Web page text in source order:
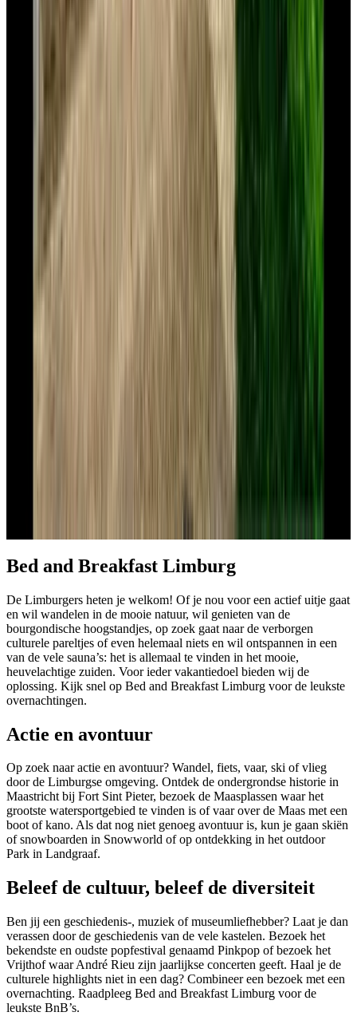
9.5
Bed and Breakfast Limburg
De Limburgers heten je welkom! Of je nou voor een actief uitje gaat
en wil wandelen in de mooie natuur, wil genieten van de
bourgondische hoogstandjes, op zoek gaat naar de verborgen
culturele pareltjes of even helemaal niets en wil ontspannen in een
van de vele sauna’s: het is allemaal te vinden in het mooie,
heuvelachtige zuiden. Voor ieder vakantiedoel bieden wij de
oplossing. Kijk snel op Bed and Breakfast Limburg voor de leukste
overnachtingen.
Actie en avontuur
Op zoek naar actie en avontuur? Wandel, fiets, vaar, ski of vlieg
door de Limburgse omgeving. Ontdek de ondergrondse historie in
Maastricht bij Fort Sint Pieter, bezoek de Maasplassen waar het
grootste watersportgebied te vinden is of vaar over de Maas met een
boot of kano. Als dat nog niet genoeg avontuur is, kun je gaan skiën
of snowboarden in Snowworld of op ontdekking in het outdoor
Park in Landgraaf.
Beleef de cultuur, beleef de diversiteit
Ben jij een geschiedenis-, muziek of museumliefhebber? Laat je dan
verassen door de geschiedenis van de vele kastelen. Bezoek het
bekendste en oudste popfestival genaamd Pinkpop of bezoek het
Vrijthof waar André Rieu zijn jaarlijkse concerten geeft. Haal je de
culturele highlights niet in een dag? Combineer een bezoek met een
overnachting. Raadpleeg Bed and Breakfast Limburg voor de
leukste BnB’s.